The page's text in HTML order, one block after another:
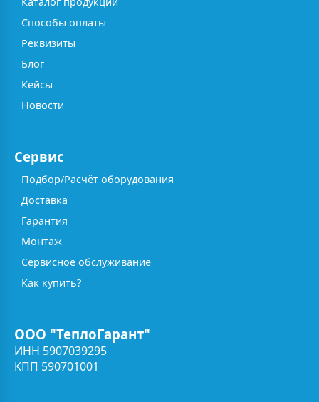
Способы оплаты
Реквизиты
Блог
Кейсы
Новости
Сервис
Подбор/Расчёт оборудования
Доставка
Гарантия
Монтаж
Сервисное обслуживание
Как купить?
ООО "ТеплоГарант"
ИНН 5907039295
КПП 590701001